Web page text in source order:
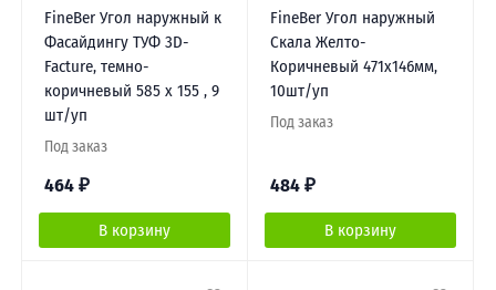
FineBer Угол наружный к
Фасайдингу ТУФ 3D-
Facture, темно-
коричневый 585 х 155 , 9
шт/уп
Под заказ
464 ₽
В корзину
FineBer Угол наружный
Скала Желто-
Коричневый 471х146мм,
10шт/уп
Под заказ
484 ₽
В корзину